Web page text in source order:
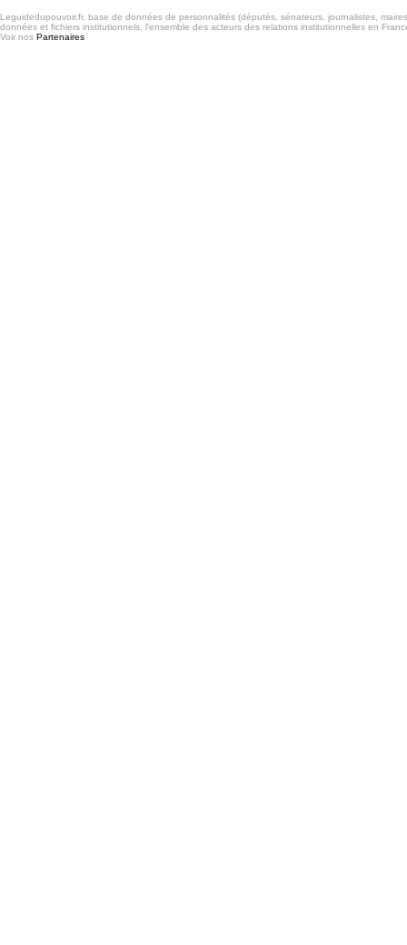
Leguidedupouvoir.fr, base de données de personnalités (députés, sénateurs, journalistes,
données et fichiers institutionnels, l'ensemble des acteurs des relations institutionnelles en
Voir nos Partenaires